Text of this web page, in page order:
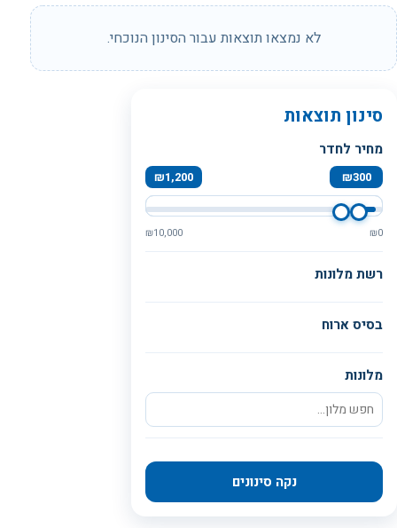
לא נמצאו תוצאות עבור הסינון הנוכחי.
סינון תוצאות
מחיר לחדר
₪300
₪1,200
₪0
₪10,000
רשת מלונות
בסיס ארוח
מלונות
נקה סינונים